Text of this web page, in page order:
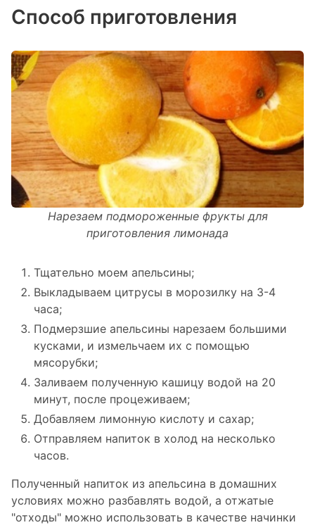
Способ приготовления
Нарезаем подмороженные фрукты для
приготовления лимонада
Тщательно моем апельсины;
Выкладываем цитрусы в морозилку на 3-4
часа;
Подмерзшие апельсины нарезаем большими
кусками, и измельчаем их с помощью
мясорубки;
Заливаем полученную кашицу водой на 20
минут, после процеживаем;
Добавляем лимонную кислоту и сахар;
Отправляем напиток в холод на несколько
часов.
Полученный напиток из апельсина в домашних
условиях можно разбавлять водой, а отжатые
"отходы" можно использовать в качестве начинки